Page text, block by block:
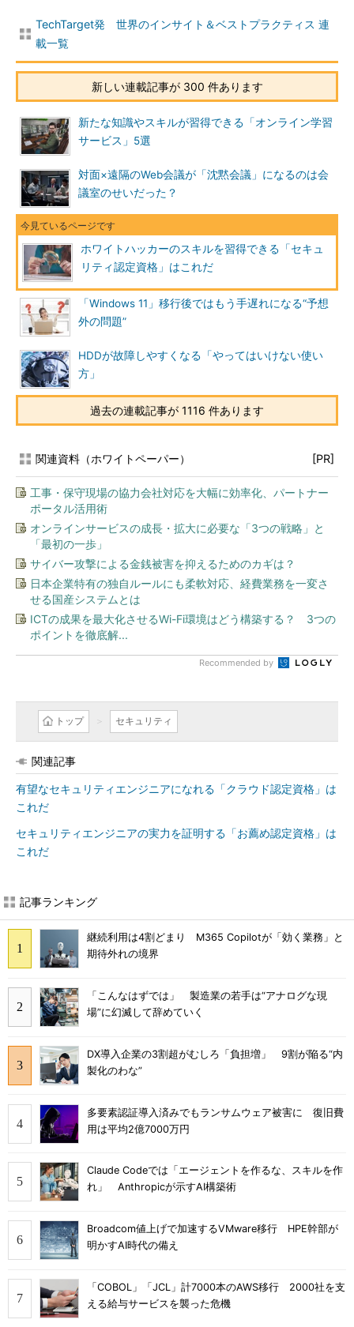
TechTarget発 世界のインサイト＆ベストプラクティス 連
載一覧
新しい連載記事が 300 件あります
新たな知識やスキルが習得できる「オンライン学習
サービス」5選
対面×遠隔のWeb会議が「沈黙会議」になるのは会
議室のせいだった？
ホワイトハッカーのスキルを習得できる「セキュ
リティ認定資格」はこれだ
「Windows 11」移行後ではもう手遅れになる“予想
外の問題”
HDDが故障しやすくなる「やってはいけない使い
方」
過去の連載記事が 1116 件あります
関連資料（ホワイトペーパー） [PR]
工事・保守現場の協力会社対応を大幅に効率化、パートナー
ポータル活用術
オンラインサービスの成長・拡大に必要な「3つの戦略」と
「最初の一歩」
サイバー攻撃による金銭被害を抑えるためのカギは？
日本企業特有の独自ルールにも柔軟対応、経費業務を一変さ
せる国産システムとは
ICTの成果を最大化させるWi-Fi環境はどう構築する？ 3つの
ポイントを徹底解...
Recommended by
トップ セキュリティ
関連記事
有望なセキュリティエンジニアになれる「クラウド認定資格」は
これだ
セキュリティエンジニアの実力を証明する「お薦め認定資格」は
これだ
記事ランキング
継続利用は4割どまり M365 Copilotが「効く業務」と
期待外れの境界
「こんなはずでは」 製造業の若手は“アナログな現
場”に幻滅して辞めていく
DX導入企業の3割超がむしろ「負担増」 9割が陥る“内
製化のわな”
多要素認証導入済みでもランサムウェア被害に 復旧費
用は平均2億7000万円
Claude Codeでは「エージェントを作るな、スキルを作
れ」 Anthropicが示すAI構築術
Broadcom値上げで加速するVMware移行 HPE幹部が
明かすAI時代の備え
「COBOL」「JCL」計7000本のAWS移行 2000社を支
える給与サービスを襲った危機